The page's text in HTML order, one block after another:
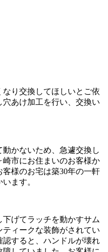
り交換してほしいとご依
あけ加工を行い、交換い
動かないため、急遽交換し
市にお住まいのお客様か
様のお宅は築30年の一軒
ます。
げてラッチを動かすサム
ィークな装飾がされてい
すると、ハンドルが壊れ